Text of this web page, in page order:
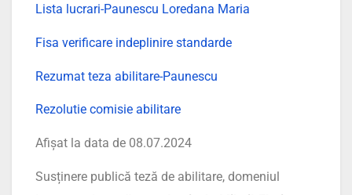
Lista lucrari-Paunescu Loredana Maria
Fisa verificare indeplinire standarde
Rezumat teza abilitare-Paunescu
Rezolutie comisie abilitare
Afișat la data de 08.07.2024
Susținere publică teză de abilitare, domeniul